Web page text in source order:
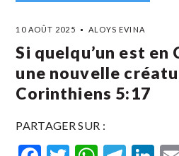
10 AOÛT 2025 ALOYS EVINA
Si quelqu’un est en
une nouvelle
Corinthiens 5:17
PARTAGER SUR :